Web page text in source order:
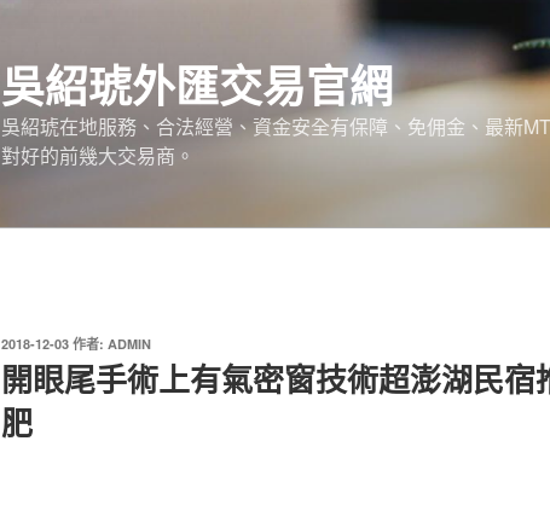
吳紹琥外匯交易官網
吳紹琥在地服務、合法經營、資金安全有保障、免佣金、最新
對好的前幾大交易商。
發
佈
於
2018-12-03 作者: ADMIN
開眼尾手術上有氣密窗技術超澎湖民宿
肥